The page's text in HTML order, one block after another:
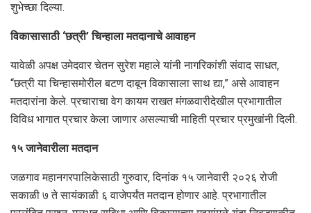
शुभेच्छा दिल्या.
विकासासाठी ‘छत्री’ चिन्हाला मतदानाचे आवाहन
यावेळी अपक्ष उमेदवार चेतन सुरेश महाले यांनी नागरिकांशी संवाद साधत,
“छत्री या चिन्हासमोरील बटण दाबून विकासाला साथ द्या,” असे आवाहन
मतदारांना केले. प्रचाराचा वेग कायम राखत मंगळवारीदेखील प्रभागातील
विविध भागात प्रचार केला जाणार असल्याची माहिती प्रचार प्रमुखांनी दिली.
१५ जानेवारीला मतदान
जळगाव महानगरपालिकेसाठी गुरुवार, दिनांक १५ जानेवारी २०२६ रोजी
सकाळी ७ ते सायंकाळी ६ वाजेपर्यंत मतदान होणार आहे. प्रभागातील